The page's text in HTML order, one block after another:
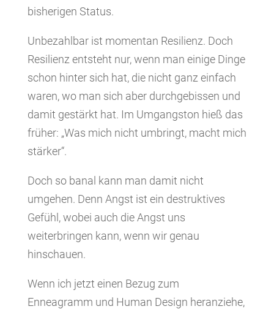
bisherigen Status.
Unbezahlbar ist momentan Resilienz. Doch
Resilienz entsteht nur, wenn man einige Dinge
schon hinter sich hat, die nicht ganz einfach
waren, wo man sich aber durchgebissen und
damit gestärkt hat. Im Umgangston hieß das
früher: „Was mich nicht umbringt, macht mich
stärker“.
Doch so banal kann man damit nicht
umgehen. Denn Angst ist ein destruktives
Gefühl, wobei auch die Angst uns
weiterbringen kann, wenn wir genau
hinschauen.
Wenn ich jetzt einen Bezug zum
Enneagramm und Human Design heranziehe,